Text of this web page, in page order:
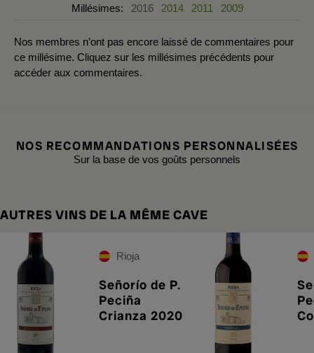
Millésimes: 2016 2014 2011 2009
Nos membres n’ont pas encore laissé de commentaires pour
ce millésime. Cliquez sur les millésimes précédents pour
accéder aux commentaires.
NOS RECOMMANDATIONS PERSONNALISÉES
Sur la base de vos goûts personnels
AUTRES VINS DE LA MÊME CAVE
Rioja
Señorío de P.
Peciña
Crianza 2020